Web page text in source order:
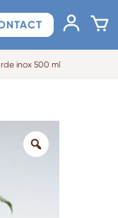
inox 500 ml